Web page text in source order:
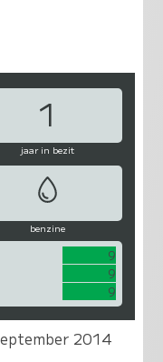
1
jaar in bezit
benzine
9
9
9
2014